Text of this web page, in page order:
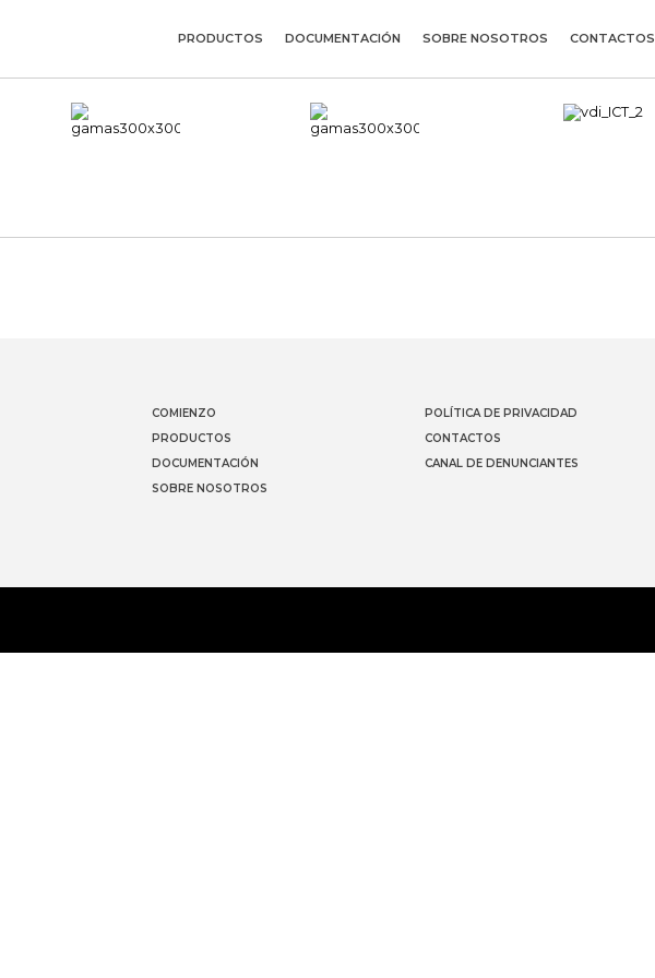
PRODUCTOS DOCUMENTACIÓN SOBRE NOSOTROS CONTACTOS
COMIENZO
PRODUCTOS
DOCUMENTACIÓN
SOBRE NOSOTROS
POLÍTICA DE PRIVACIDAD
CONTACTOS
CANAL DE DENUNCIANTES